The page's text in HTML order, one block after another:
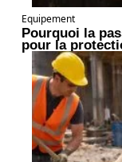
Equipement
Pourquoi la
pour la